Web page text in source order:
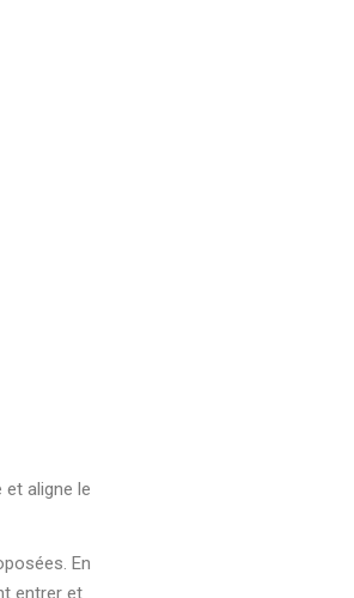
et aligne le
En
entrer et